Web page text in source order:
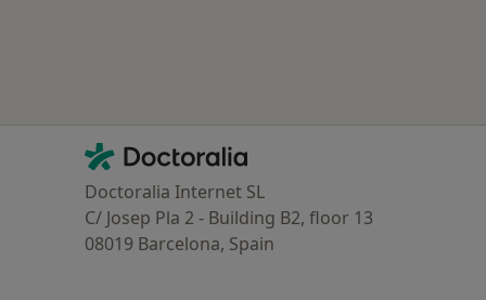
Contacto
Doctoralia - Página de inicio
Doctoralia Internet SL
C/ Josep Pla 2 - Building B2, floor 13
08019 Barcelona, Spain